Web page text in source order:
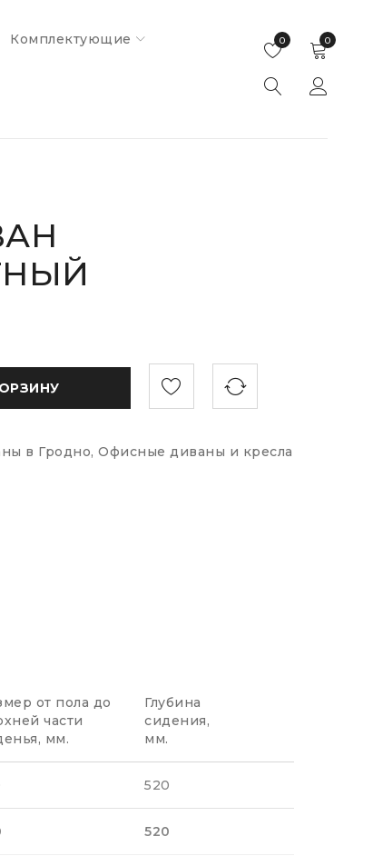
Комплектующие 0
0
в Гродно, Офисные диваны и кресла
от пола до
части
мм.
Глубина
сидения,
мм.
520
520